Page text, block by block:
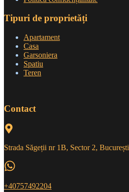
Tipuri de proprietăți
Apartament
Casa
Garsoniera
Spatiu
Teren
Contact
Strada Săgeții nr 1B, Sector 2, București
+40757492204